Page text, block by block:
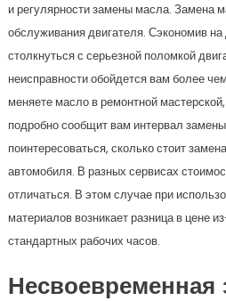
и регулярности замены масла. Замена
обслуживания двигателя. Сэкономив
столкнуться с серьезной поломкой
неисправности обойдется вам более
меняете масло в ремонтной
подробно сообщит вам интервал
поинтересоваться, сколько стоит
автомобиля. В разных сервисах
отличаться. В этом случае при
материалов возникает разница в цене
стандартных рабочих часов.
Несвоевременная